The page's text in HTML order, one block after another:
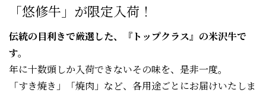
「悠修牛」が限定入荷！
伝統の目利きで厳選した、『トップクラス』の米沢牛で
す。
年に十数頭しか入荷できないその味を、是非一度。
「すき焼き」「焼肉」など、各用途ごとにお届けいたしま